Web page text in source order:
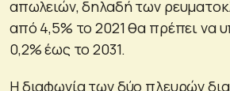
απωλειών, δηλαδή των
από 4,5% το 2021 θα πρέπει να
0,2% έως το 2031.
Η διαφωνία των δύο πλευρών